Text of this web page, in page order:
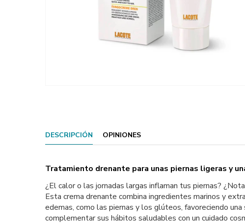
DESCRIPCIÓN OPINIONES
Tratamiento drenante para unas piernas ligeras y
¿El calor o las jornadas largas inflaman tus piernas?
Esta crema drenante combina ingredientes marinos y
edemas, como las piernas y los glúteos, favoreciendo
complementar sus hábitos saludables con un cuidado